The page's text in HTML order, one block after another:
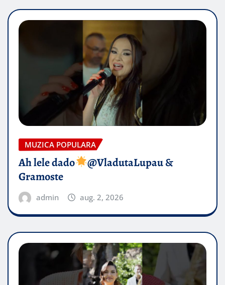
MUZICA POPULARA
Ah lele dado​
@VladutaLupau &
Gramoste
admin aug. 2, 2026